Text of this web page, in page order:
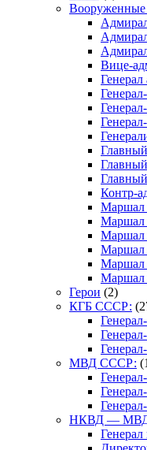
Вице-
Контр-
Маршал
Маршал
Маршал
Маршал
Маршал
Маршал
Герои (2)
КГБ СССР:
МВД СССР:
НКВД —